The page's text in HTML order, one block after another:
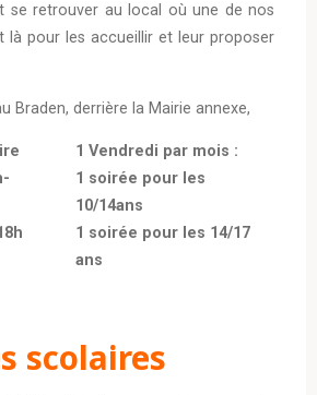
se retrouver au local où une de nos
là pour les accueillir et leur proposer
Braden, derrière la Mairie annexe,
1 Vendredi par mois :
1 soirée pour les
10/14ans
1 soirée pour les 14/17
ans
scolaires